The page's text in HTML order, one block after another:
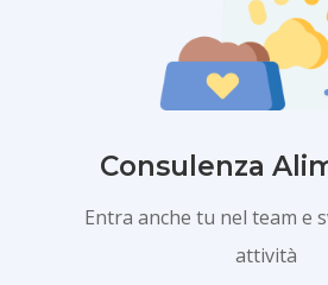
Consulenza
Entra anche tu nel team e
attività